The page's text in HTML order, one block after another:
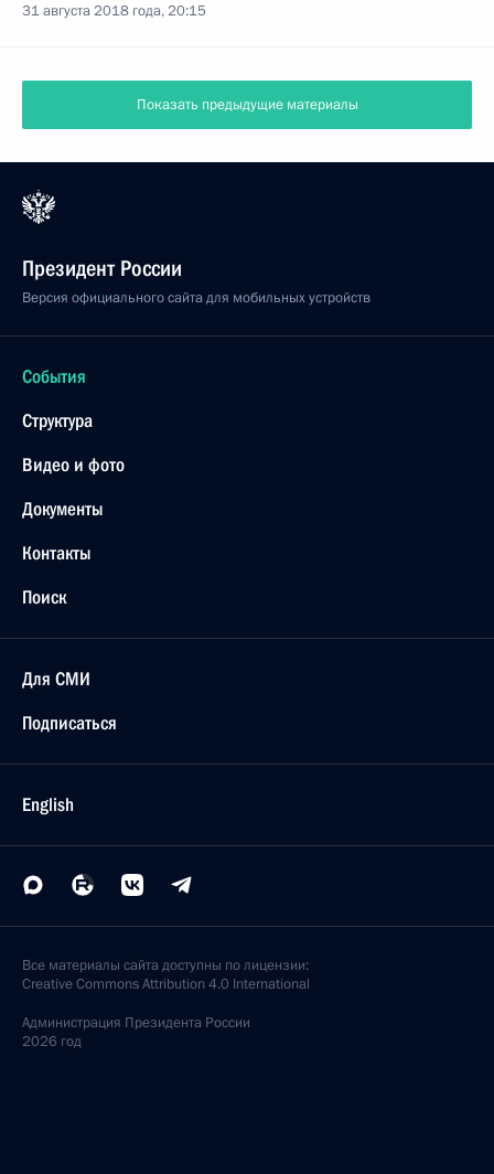
31 августа 2018 года, 20:15
Показать предыдущие материалы
Президент России
Версия официального сайта для мобильных устройств
События
Структура
Видео и фото
Документы
Контакты
Поиск
Для СМИ
Подписаться
English
Все материалы сайта доступны по лицензии:
Creative Commons Attribution 4.0 International
Администрация Президента России
2026 год